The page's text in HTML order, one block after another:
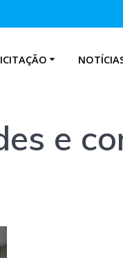
e